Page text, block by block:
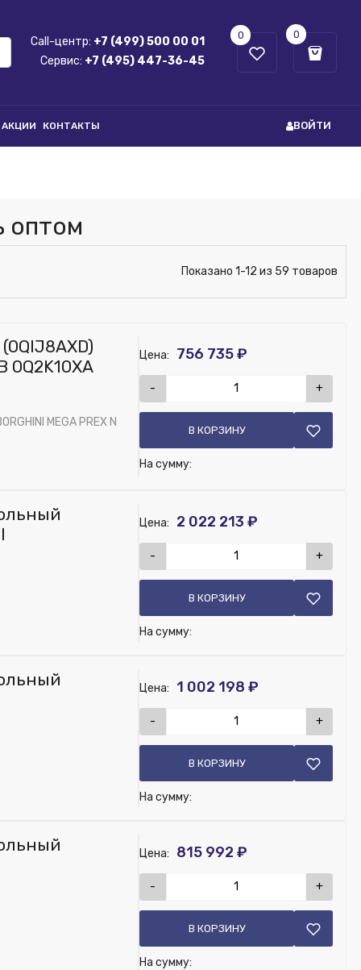
Call-центр: +7 (499) 500 00 01
Сервис: +7 (495) 447-36-45
0 0
АКЦИИ КОНТАКТЫ ВОЙТИ
оптом
Показано 1-12 из 59 товаров
0Q2K10XA
MEGA PREX N
Цена: 756 735 ₽
- +
В КОРЗИНУ
На сумму:
Цена: 2 022 213 ₽
- +
В КОРЗИНУ
На сумму:
в заказ панель QEST03110
Цена: 1 002 198 ₽
- +
В КОРЗИНУ
На сумму:
Цена: 815 992 ₽
- +
В КОРЗИНУ
На сумму: